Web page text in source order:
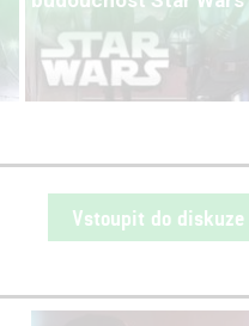
Vstoupit do diskuze